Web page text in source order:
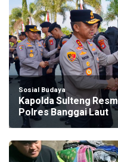
Sosial Budaya
Kapolda Sulteng
Polres Banggai Laut